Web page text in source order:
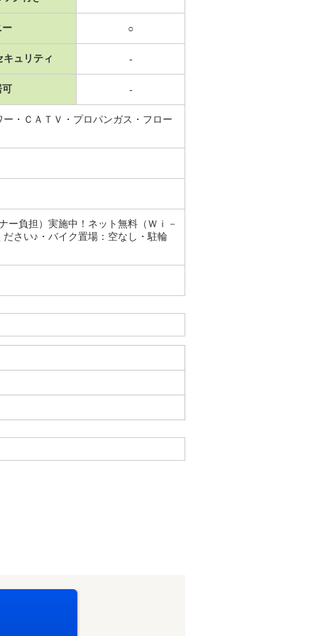
ー ○
キュリティ -
可 -
・ＣＡＴＶ・プロパンガス・フロー
ー負担）実施中！ネット無料（Ｗｉ－
さい♪・バイク置場：空なし・駐輪